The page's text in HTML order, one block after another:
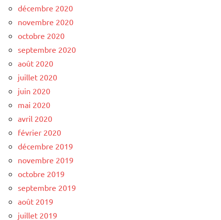
décembre 2020
novembre 2020
octobre 2020
septembre 2020
août 2020
juillet 2020
juin 2020
mai 2020
avril 2020
février 2020
décembre 2019
novembre 2019
octobre 2019
septembre 2019
août 2019
juillet 2019